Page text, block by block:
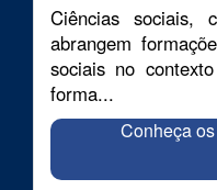
Ciências sociais,
abrangem
sociais no
forma...
Conheça